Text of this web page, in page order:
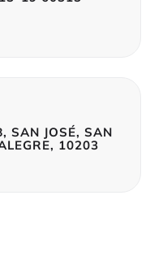
SAN JOSÉ, SAN
10203